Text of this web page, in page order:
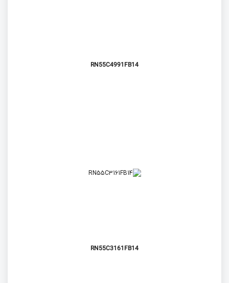
RN55C4991FB14
RN55C3161FB14